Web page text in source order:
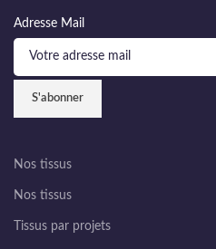
Adresse Mail
Nos tissus
Nos tissus
Tissus par projets